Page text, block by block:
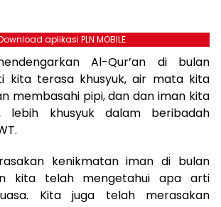
aplikasi PLN MOBILE
Al-Qur’an di bulan
kita terasa khusyuk, air mata kita
membasahi pipi, dan dan iman kita
lebih khusyuk dalam beribadah
kenikmatan iman di bulan
kita telah mengetahui apa arti
Kita juga telah merasakan